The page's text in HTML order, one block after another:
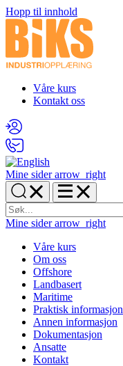
Hopp til innhold
Våre kurs
Kontakt oss
Mine sider arrow_right
Mine sider arrow_right
Våre kurs
Om oss
Offshore
Landbasert
Maritime
Praktisk informasjon
Annen informasjon
Dokumentasjon
Ansatte
Kontakt